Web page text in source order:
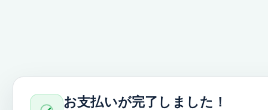
お支払いが完了しました！